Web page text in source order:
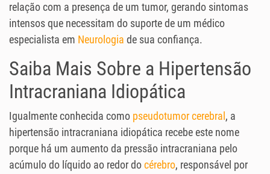
relação com a presença de um tumor, gerando sintomas
intensos que necessitam do suporte de um médico
especialista em Neurologia de sua confiança.
Saiba Mais Sobre a Hipertensão
Intracraniana Idiopática
Igualmente conhecida como pseudotumor cerebral , a
hipertensão intracraniana idiopática recebe este nome
porque há um aumento da pressão intracraniana pelo
acúmulo do líquido ao redor docérebro, responsável por